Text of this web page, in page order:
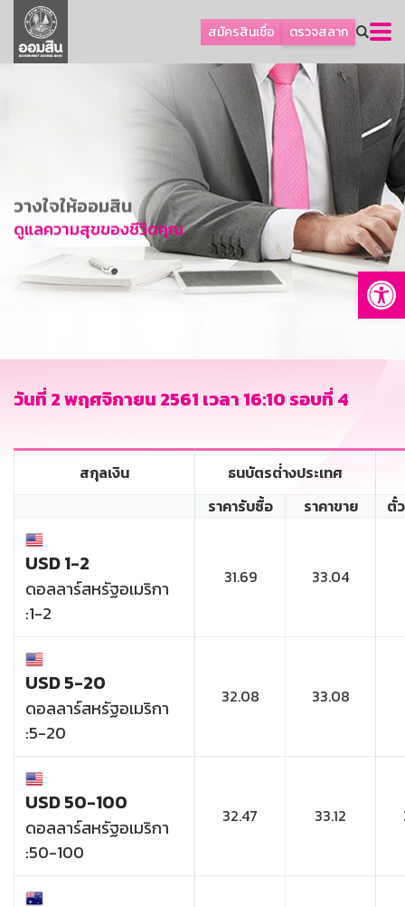
สมัครสินเชื่อ ตรวจสลาก
ลูกค้าธุรกิจ
ลูกค้าผู้ประกอบรายย่อย
การพัฒนาที่ยั่งยืน
ข่าวสาร
บริการทางการเงิน
อื่นๆ
GSB Society
วางใจให้ออมสิน
ดูแลความสุขของชีวิตคุณ
วันที่ 2 พฤศจิกายน 2561 เวลา 16:10 รอบที่ 4
สกุลเงิน
ธนบัตรต่่างประเทศ
ราคารับซื้อ
ราคาขาย ตั๋
USD 1-2
ดอลลาร์สหรัฐอเมริกา
:1-2
31.69 33.04
USD 5-20
ดอลลาร์สหรัฐอเมริกา
:5-20
32.08 33.08
USD 50-100
ดอลลาร์สหรัฐอเมริกา
:50-100
32.47 33.12